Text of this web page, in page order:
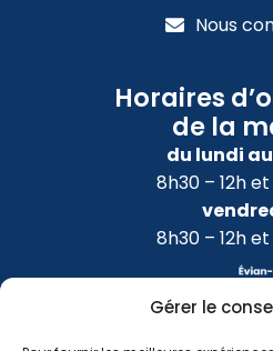
Gérer le
Nous
Horaires
de la
du lundi
8h30 – 12h
8h30 – 12h